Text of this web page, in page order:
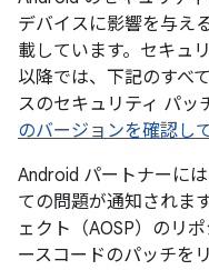
デバイスに影響を与え
載しています。セキュ
以降では、下記のすべ
スのセキュリティ パッ
のバージョンを確認し
Android パートナーに
ての問題が通知されま
ェクト（AOSP）のリ
ースコードのパッチを